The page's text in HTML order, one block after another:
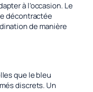
à l’occasion. Le
décontractée
de manière
que le bleu
discrets. Un